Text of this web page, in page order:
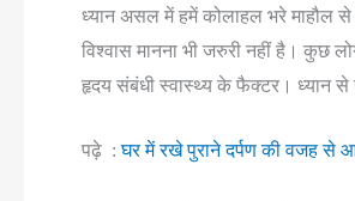
ध्यान असल में हमें कोलाहल भरे माहौल से
विश्वास मानना भी जरुरी नहीं है। कुछ
हृदय संबंधी स्वास्थ्य के फैक्टर। ध्यान से
पढ़े :घर में रखे पुराने दर्पण की वजह से